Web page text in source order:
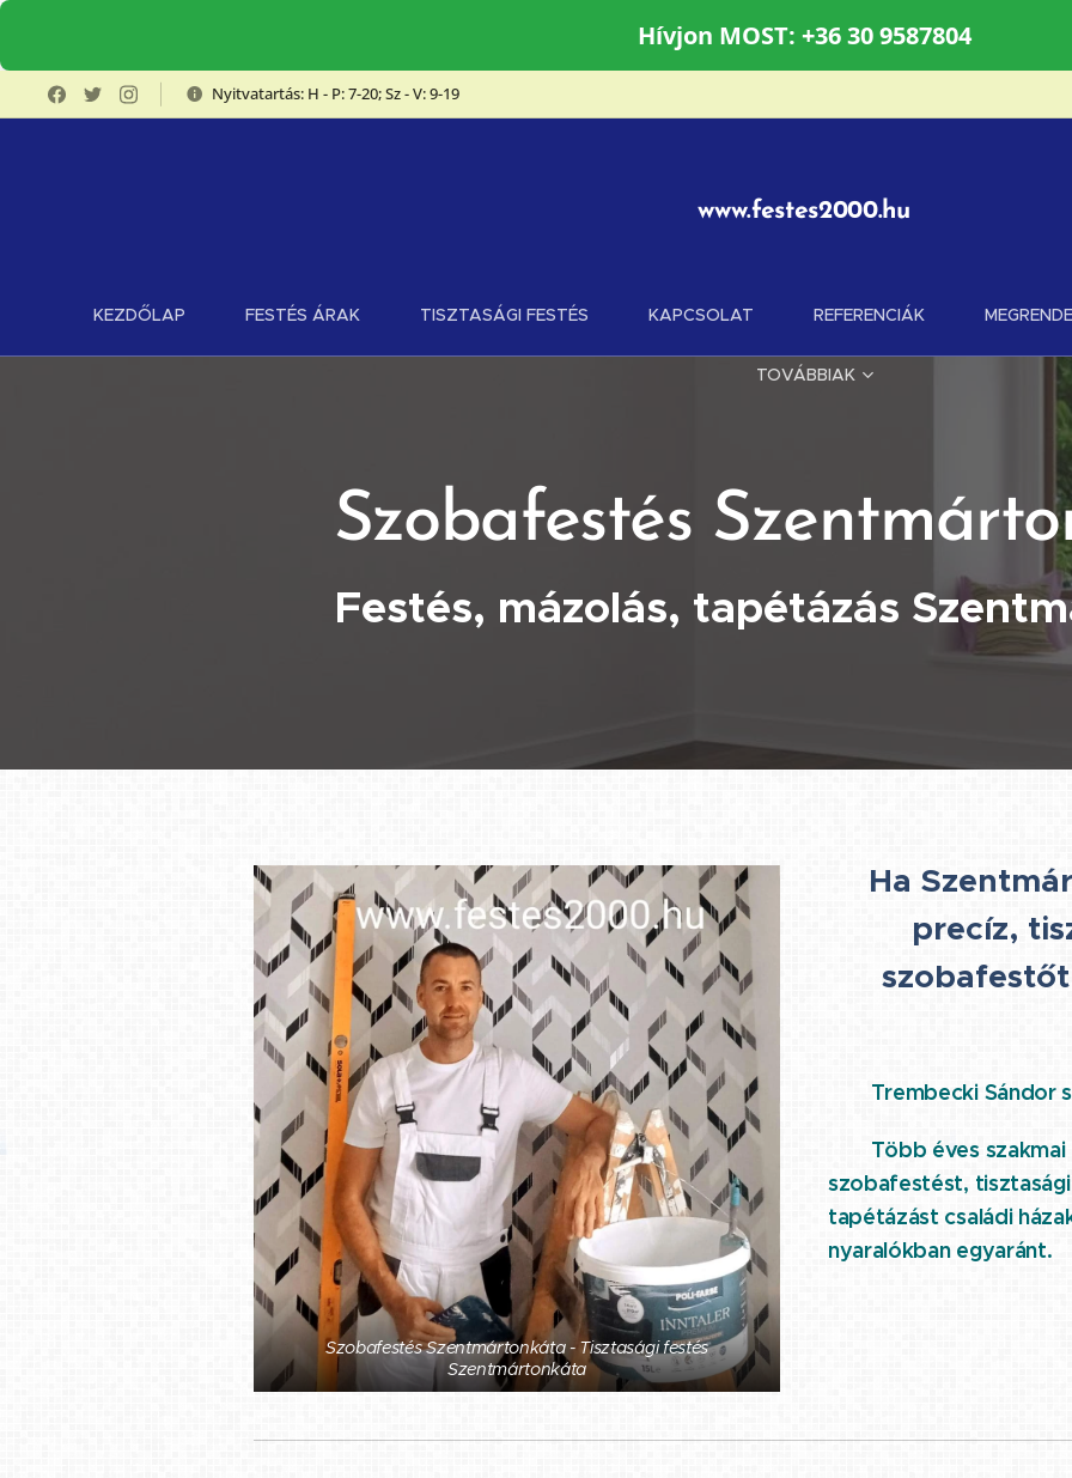
Hívjon MOST: +36 30 9587804
Nyitvatartás: H - P: 7-20; Sz - V: 9-19
www.festes2000.hu
KEZDŐLAP FESTÉS ÁRAK TISZTASÁGI FESTÉS KAPCSOLAT REFERENCIÁK
TOVÁBBIAK
Szobafestés
Festés, mázolás, tapétázás
Szobafestés Szentmártonkáta - Tisztasági festés
Szentmártonkáta
Ha
precíz,
⭐ Trembecki Sándor
Több éves
szobafestést,
tapétázást családi
nyaralókban egyaránt.